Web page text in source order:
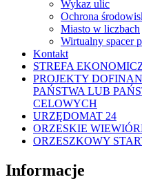
Wykaz ulic
Ochrona
Miasto w liczbach
Wirtualny spacer
Kontakt
STREFA
PROJEKTY
PAŃSTWA LUB
CELOWYCH
URZĘDOMAT 24
ORZESKIE
ORZESZKOWY
Informacje